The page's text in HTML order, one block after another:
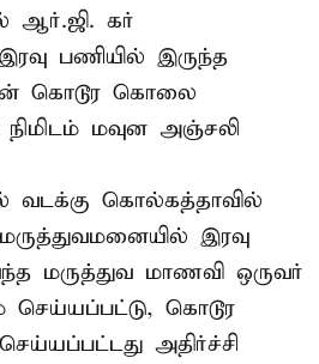
ஆர்.ஜி. கர்
பணியில் இருந்த
கொடூர கொலை
மவுன அஞ்சலி
வடக்கு கொல்கத்தாவில்
இரவு
மருத்துவ மாணவி ஒருவர்
செய்யப்பட்டு, கொடூர
அதிர்ச்சி